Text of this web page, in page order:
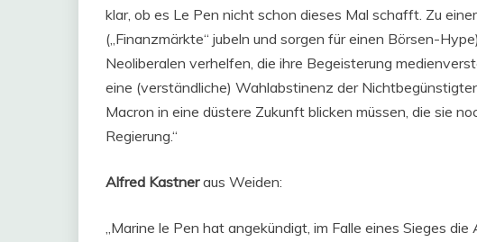
klar, ob es Le Pen nicht schon dieses Mal schafft. Zu
(„Finanzmärkte“ jubeln und sorgen für einen Börsen-
Neoliberalen verhelfen, die ihre Begeisterung
eine (verständliche) Wahlabstinenz der
Macron in eine düstere Zukunft blicken müssen, die sie
Regierung.“
Alfred Kastneraus Weiden:
„Marine le Pen hat angekündigt, im Falle eines Sieges